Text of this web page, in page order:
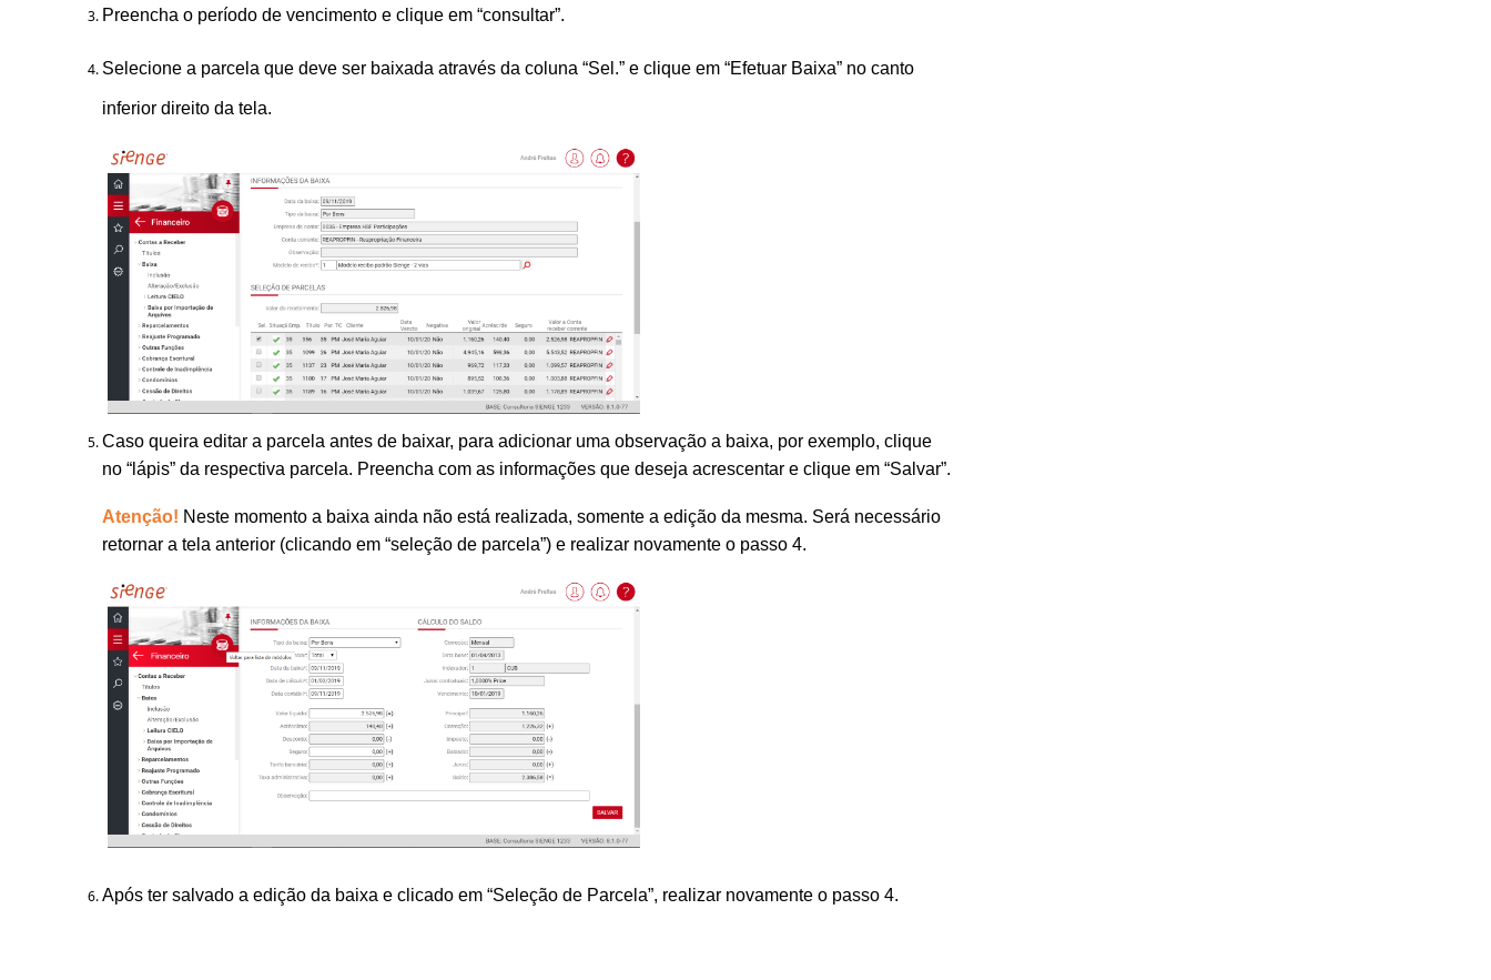
Preencha o período de vencimento e clique em “consultar”.
Selecione a parcela que deve ser baixada através da coluna “Sel.” e clique em “Efetuar Baixa” no canto
inferior direito da tela.
Caso queira editar a parcela antes de baixar, para adicionar uma observação a baixa, por exemplo, clique
no “lápis” da respectiva parcela. Preencha com as informações que deseja acrescentar e clique em “Salvar”.
Atenção! Neste momento a baixa ainda não está realizada, somente a edição da mesma. Será necessário
retornar a tela anterior (clicando em “seleção de parcela”) e realizar novamente o passo 4.
Após ter salvado a edição da baixa e clicado em “Seleção de Parcela”, realizar novamente o passo 4.